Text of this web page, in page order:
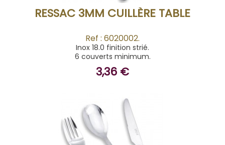
RESSAC 3MM CUILLÈRE TABLE
Ref : 6020002.
Inox 18.0 finition strié.
6 couverts minimum.
3,36 €